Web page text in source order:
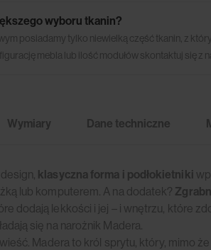
wyboru tkanin?
posiadamy tylko niewielką część tkanin, z
mebla lub ilość modułów skontaktuj się z
Wymiary Dane techniczne
klasyczna forma i podłokietniki
lub komputerem. A na dodatek?
dodają lekkości i jej – i wnętrzu, które
się na narożnik Madera.
Madera to król sprytu, który, mimo